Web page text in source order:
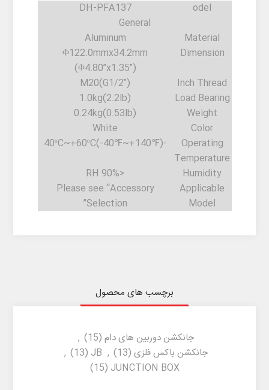
odel
DH-PFA137
General
Material
Aluminum
Dimension
Φ122.0mmx34.2mm
(Φ4.80”x1.35”)
Inch Thread
M20(G1/2”)
Load Bearing
1.0kg(2.2lb)
Weight
0.24kg(0.53lb)
Color
White
Operating
Temperature
-40ºC~+60ºC(-40℉~+140℉)
Humidity
<90% RH
Applicable
Model
Please see “Accessory
Selection”
برچسب های محصول
جانکشن دوربین های دام (15)
,
جانکشن باکس فلزی (13)
,
JB
(13)
,
JUNCTION BOX
(15)